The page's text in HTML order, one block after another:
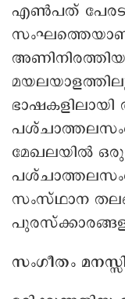
എണ്‍പത്
മേഖലയില്‍ ഒരു
സംസ്ഥാന
സംഗീതം